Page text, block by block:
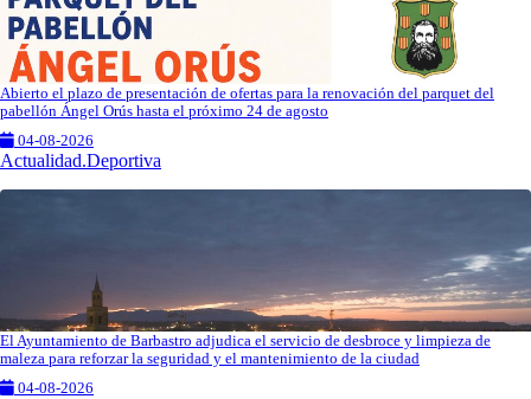
Abierto el plazo de presentación de ofertas para la renovación del parquet del
pabellón Ángel Orús hasta el próximo 24 de agosto
04-08-2026
Actualidad.Deportiva
El Ayuntamiento de Barbastro adjudica el servicio de desbroce y limpieza de
maleza para reforzar la seguridad y el mantenimiento de la ciudad
04-08-2026